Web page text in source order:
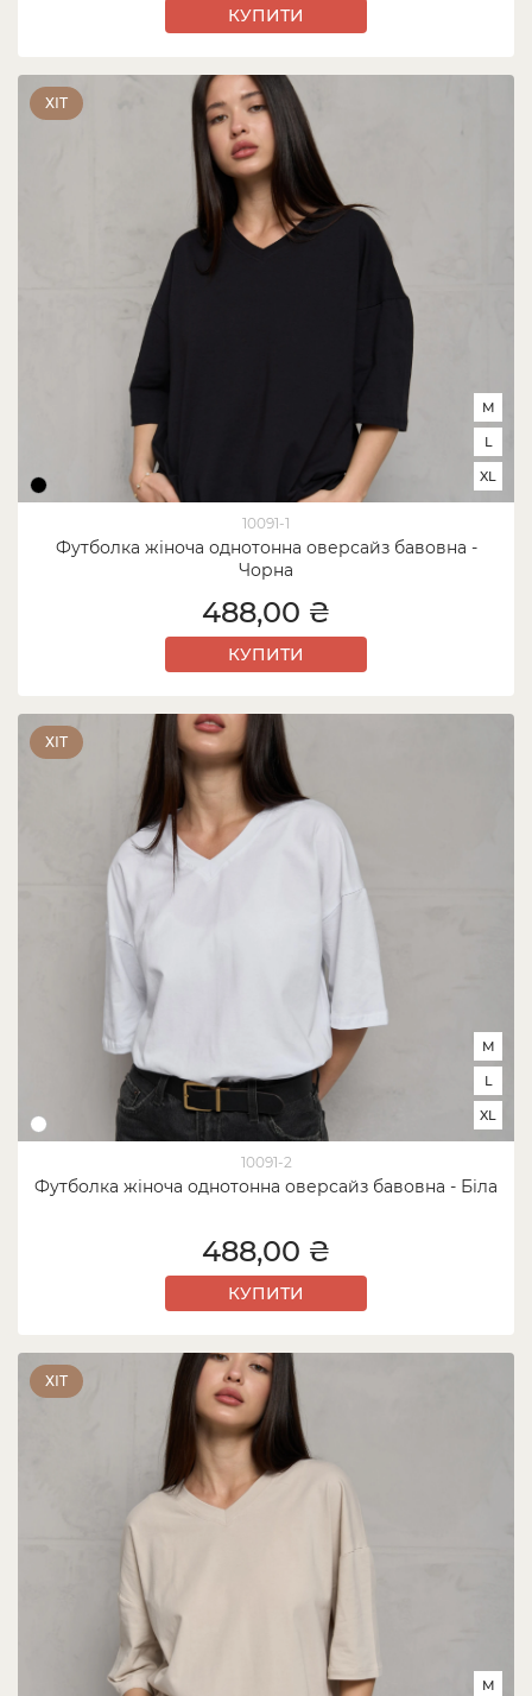
КУПИТИ
ХІТ
10091-1
Футболка жіноча однотонна оверсайз бавовна -
Чорна
M
L
XL
488,00 ₴
КУПИТИ
ХІТ
10091-2
Футболка жіноча однотонна оверсайз бавовна - Біла
M
L
XL
488,00 ₴
КУПИТИ
ХІТ
M